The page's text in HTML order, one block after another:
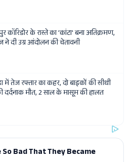
कॉरिडोर के रास्ते का 'कांटा' बना अतिक्रमण,
ने दी उग्र आंदोलन की चेतावनी
में तेज रफ्तार का कहर, दो बाइकों की सीधी
मौत, 2 साल के मासूम की हालत